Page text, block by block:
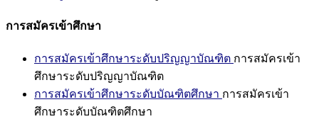
การสมัครเข้าศึกษา
การสมัครเข้าศึกษาระดับปริญญาบัณฑิต การสมัครเข้า
ศึกษาระดับปริญญาบัณฑิต
การสมัครเข้าศึกษาระดับบัณฑิตศึกษา การสมัครเข้า
ศึกษาระดับบัณฑิตศึกษา